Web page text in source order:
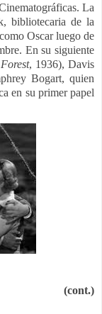
La
bibliotecaria de la
Oscar luego de
En su siguiente
, 1936), Davis
Bogart, quien
en su primer papel
(cont.)​